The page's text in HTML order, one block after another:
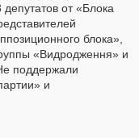
от «Блока
блока»,
«Видродження» и
поддержали
и